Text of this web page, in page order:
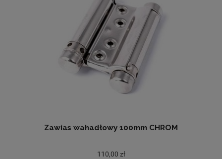
Zawias wahadłowy 100mm CHROM
110,00 zł